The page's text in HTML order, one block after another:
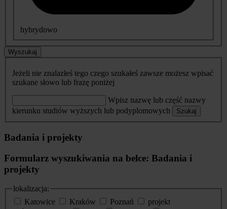
hybrydowo
Wyszukaj
Jeżeli nie znalazłeś tego czego szukałeś zawsze możesz wpisać
szukane słowo lub frazę poniżej
Wpisz nazwę lub część nazwy
kierunku studiów wyższych lub podyplomowych
Szukaj
Badania i projekty
Formularz wyszukiwania na belce: Badania i
projekty
lokalizacja:
Katowice
Kraków Poznań
projekt